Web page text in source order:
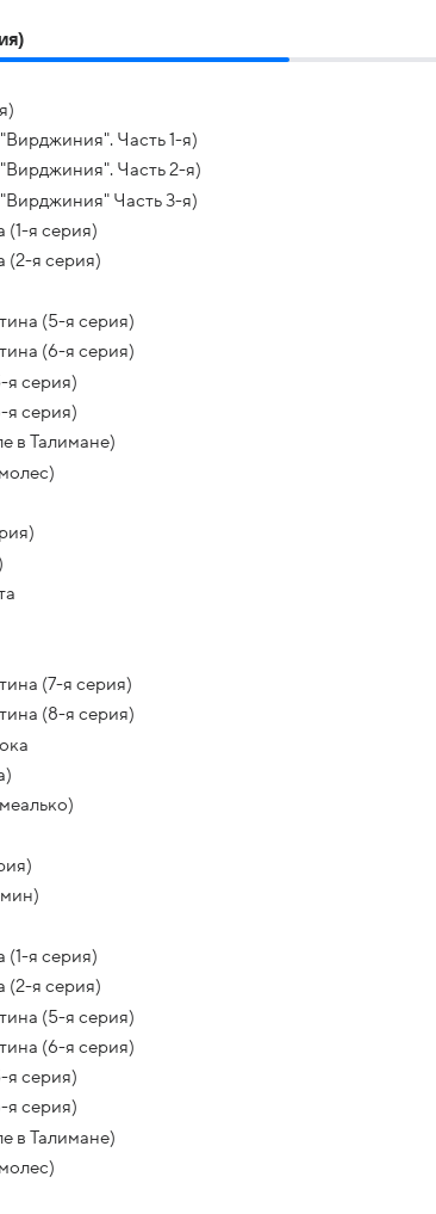
Часть 1-я)
Часть 2-я)
Часть 3-я)
(1-я серия)
(2-я серия)
(5-я серия)
(6-я серия)
серия)
серия)
в Талимане)
(7-я серия)
(8-я серия)
(1-я серия)
(2-я серия)
(5-я серия)
(6-я серия)
серия)
серия)
в Талимане)